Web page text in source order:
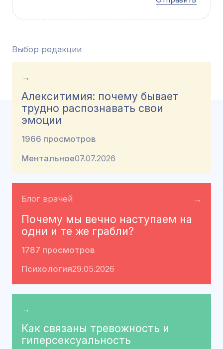
Выбор редакции
→
Алекситимия: почему бывает
трудно распознавать свои
эмоции
1966 просмотров
Ментальное07.07.2026
Блог врачей →
Почему мы вечно наступаем на
одни и те же грабли?
1787 просмотров
Психология29.05.2026
→
Как связаны тревожность и
гиперсексуальность